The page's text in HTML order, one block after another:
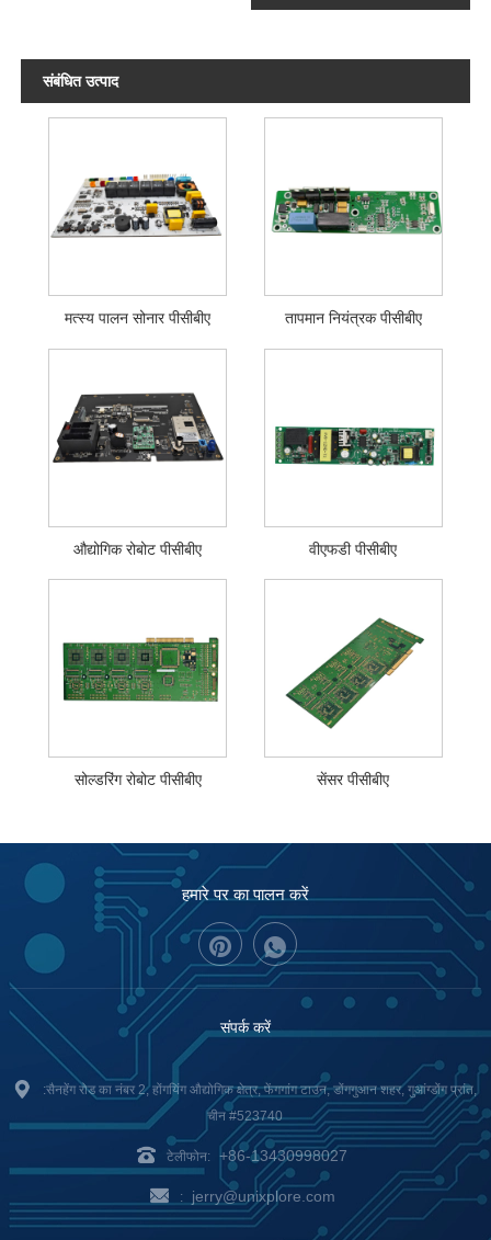
संबंधित उत्पाद
मत्स्य पालन सोनार पीसीबीए तापमान नियंत्रक पीसीबीए
औद्योगिक रोबोट पीसीबीए वीएफडी पीसीबीए
सोल्डरिंग रोबोट पीसीबीए सेंसर पीसीबीए
हमारे पर का पालन करें
संपर्क करें
:सैनहेंग रोड का नंबर 2, होंगयिंग औद्योगिक क्षेत्र, फेंगगांग टाउन, डोंगगुआन शहर, गुआंग्डोंग प्रांत,
चीन #523740
टेलीफोन: +86-13430998027
: jerry@unixplore.com